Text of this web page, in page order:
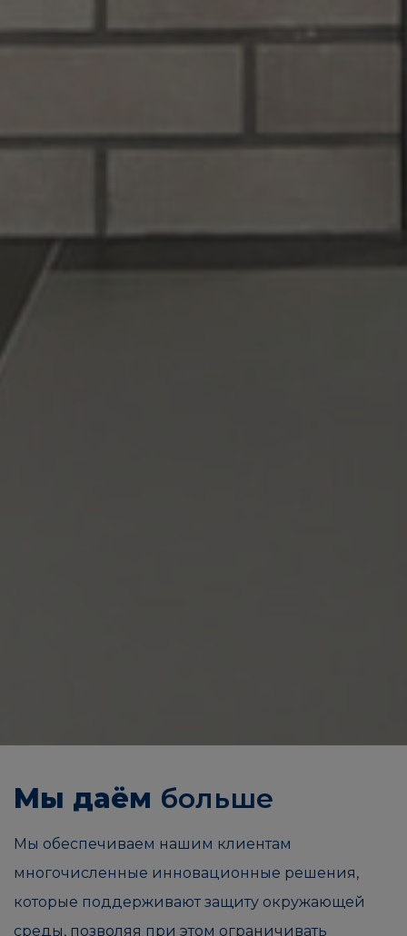
Мы даём больше
Мы обеспечиваем нашим клиентам
многочисленные инновационные решения,
которые поддерживают защиту окружающей
среды, позволяя при этом ограничивать